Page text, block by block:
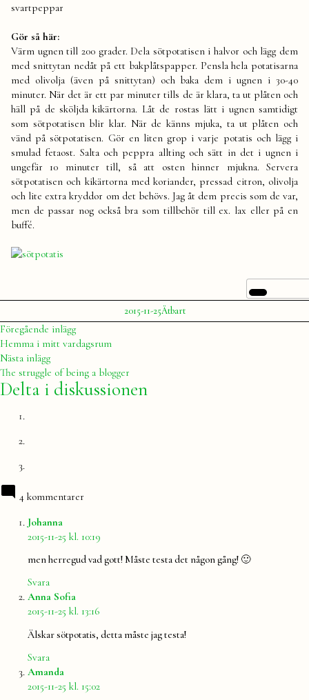
svartpeppar
Gör så här:
Värm ugnen till 200 grader. Dela sötpotatisen i halvor och lägg dem
med snittytan nedåt på ett bakplåtspapper. Pensla hela potatisarna
med olivolja (även på snittytan) och baka dem i ugnen i 30-40
minuter. När det är ett par minuter tills de är klara, ta ut plåten och
häll på de sköljda kikärtorna. Låt de rostas lätt i ugnen samtidigt
som sötpotatisen blir klar. När de känns mjuka, ta ut plåten och
vänd på sötpotatisen. Gör en liten grop i varje potatis och lägg i
smulad fetaost. Salta och peppra allting och sätt in det i ugnen i
ungefär 10 minuter till, så att osten hinner mjukna. Servera
sötpotatisen och kikärtorna med koriander, pressad citron, olivolja
och lite extra kryddor om det behövs. Jag åt dem precis som de var,
men de passar nog också bra som tillbehör till ex. lax eller på en
buffé.
Publicerat
av
Julia
2015-11-25Publicerat
i
ÄtbartEtiketter:
mat,
Inläggsnavigering
Föregående inläggFöregående
inlägg:
Hemma i mitt vardagsrum
Nästa inläggNästa
inlägg:
The struggle of being a blogger
Delta i diskussionen
4 kommentarer
Johanna
2015-11-25 kl. 10:19
men herregud vad gott! Måste testa det någon gång! 🙂
Svara
Anna Sofia
2015-11-25 kl. 13:16
Älskar sötpotatis, detta måste jag testa!
Svara
Amanda
2015-11-25 kl. 15:02